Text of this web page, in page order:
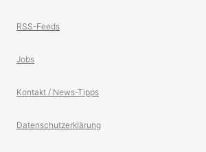
RSS-Feeds
Jobs
Kontakt / News-Tipps
Datenschutzerklärung